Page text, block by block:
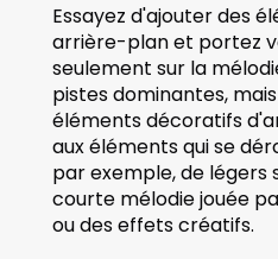
Essayez d'ajouter des
arrière-plan et portez
seulement sur la
pistes dominantes,
éléments décoratifs
aux éléments qui se
par exemple, de légers
courte mélodie jouée
ou des effets créatifs.